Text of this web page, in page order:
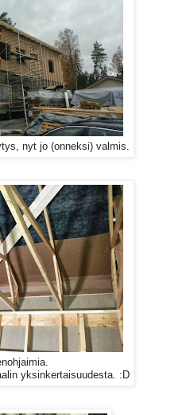
nyt jo (onneksi) valmis.
yksinkertaisuudesta. :D